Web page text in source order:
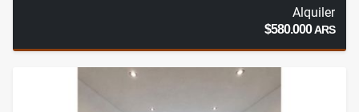
Alquiler
$580.000ARS